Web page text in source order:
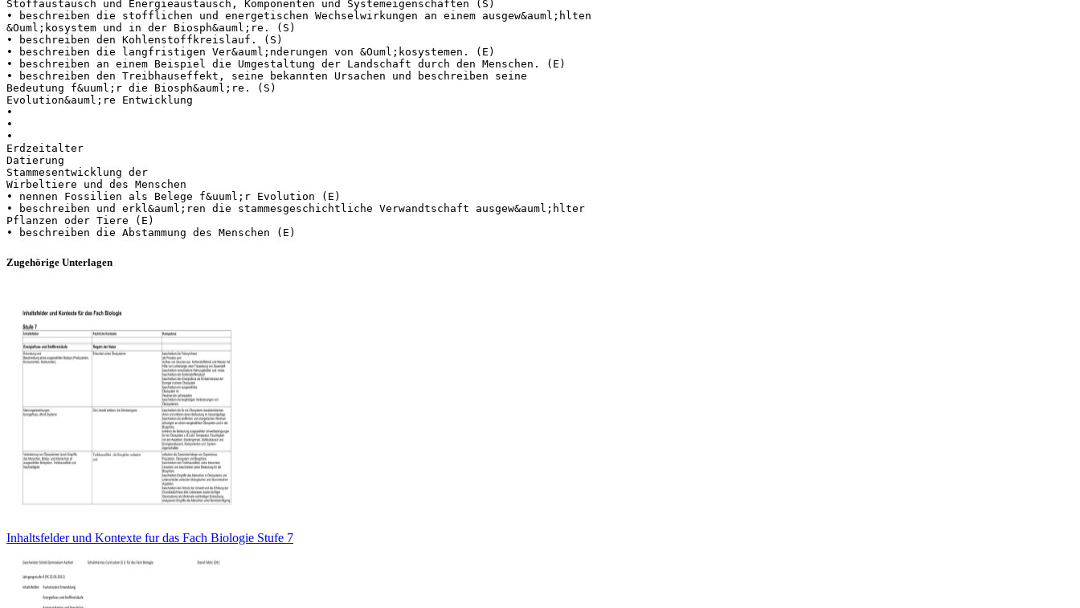
Stoffaustausch und Energieaustausch, Komponenten und Systemeigenschaften (S)
• beschreiben die stofflichen und energetischen Wechselwirkungen an einem ausgew&auml;hlten
&Ouml;kosystem und in der Biosph&auml;re. (S)
• beschreiben den Kohlenstoffkreislauf. (S)
• beschreiben die langfristigen Ver&auml;nderungen von &Ouml;kosystemen. (E)
• beschreiben an einem Beispiel die Umgestaltung der Landschaft durch den Menschen. (E)
• beschreiben den Treibhauseffekt, seine bekannten Ursachen und beschreiben seine
Bedeutung f&uuml;r die Biosph&auml;re. (S)
Evolution&auml;re Entwicklung
•
•
•
Erdzeitalter
Datierung
Stammesentwicklung der
Wirbeltiere und des Menschen
• nennen Fossilien als Belege f&uuml;r Evolution (E)
• beschreiben und erkl&auml;ren die stammesgeschichtliche Verwandtschaft ausgew&auml;hlter
Pflanzen oder Tiere (E)
Zugehörige Unterlagen
Inhaltsfelder und Kontexte fur das Fach Biologie Stufe 7